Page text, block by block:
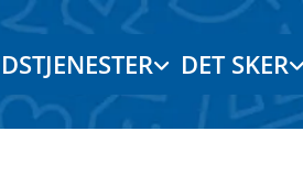
DET SKER